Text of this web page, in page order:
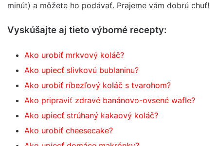
minút) a môžete ho podávať. Prajeme vám dobrú chuť!
Vyskúšajte aj tieto výborné recepty:
Ako urobiť mrkvový koláč?
Ako upiecť slivkovú bublaninu?
Ako urobiť ríbezľový koláč s tvarohom?
Ako pripraviť zdravé banánovo-ovsené wafle?
Ako upiecť strúhaný kakaový koláč?
Ako urobiť cheesecake?